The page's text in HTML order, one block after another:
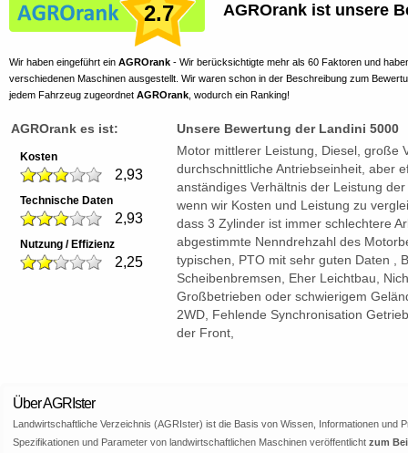
2.7 AGROrank ist unsere
Wir haben eingeführt ein AGROrank - Wir berücksichtigte mehr als 60 Faktoren und
verschiedenen Maschinen ausgestellt. Wir waren schon in der Beschreibung zum
jedem Fahrzeug zugeordnet AGROrank , wodurch ein Ranking!
AGROrank es ist:
Kosten
2,93
Technische Daten
2,93
Nutzung / Effizienz
2,25
Unsere Bewertung der Landini 5000
Motor mittlerer Leistung, Diesel, große
durchschnittliche Antriebseinheit, aber
anständiges Verhältnis der Leistung
wenn wir Kosten und Leistung zu
dass 3 Zylinder ist immer schlechtere
abgestimmte Nenndrehzahl des
typischen, PTO mit sehr guten Daten ,
Scheibenbremsen, Eher Leichtbau,
Großbetrieben oder schwierigem
2WD, Fehlende Synchronisation
der Front,
Über AGRIster
Landwirtschaftliche Verzeichnis (AGRIster) ist die Basis von Wissen, Informationen
Spezifikationen und Parameter von landwirtschaftlichen Maschinen veröffentlicht zum